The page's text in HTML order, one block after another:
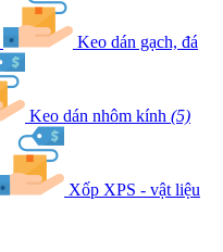
Keo dán gạch, đá
Keo dán nhôm kính (5)
Xốp XPS - vật liệu